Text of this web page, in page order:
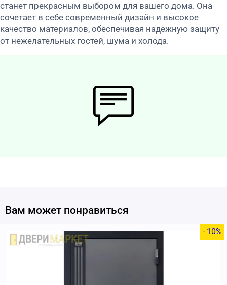
станет прекрасным выбором для вашего дома. Она
сочетает в себе современный дизайн и высокое
качество материалов, обеспечивая надежную защиту
от нежелательных гостей, шума и холода.
Вам может понравиться
- 10%